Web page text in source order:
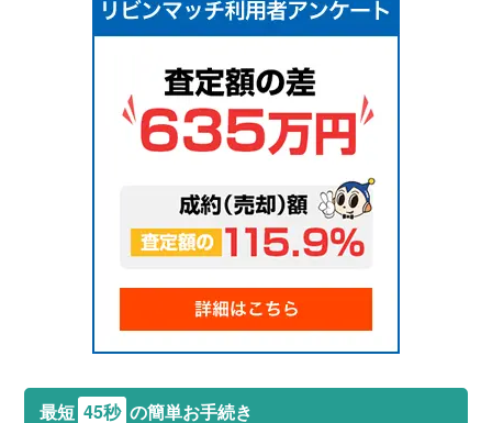
最短 45秒 の簡単お手続き